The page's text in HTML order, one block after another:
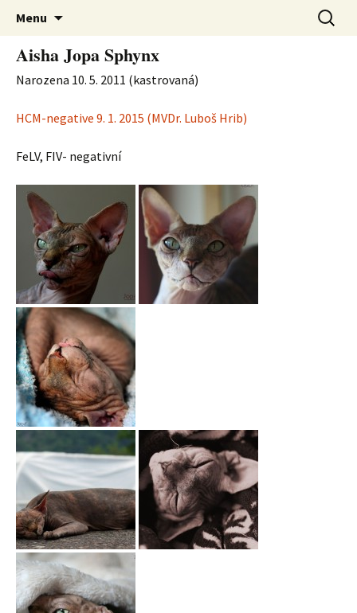
Jopa Sphynx
Chovatelská stanice bezsrstých koček
plemene Kanadský sphynx
Menu
obsahu
webu
Aisha Jopa Sphynx
Narozena 10. 5. 2011 (kastrovaná)
HCM-negative 9. 1. 2015 (MVDr. Luboš Hrib)
FeLV, FIV- negativní